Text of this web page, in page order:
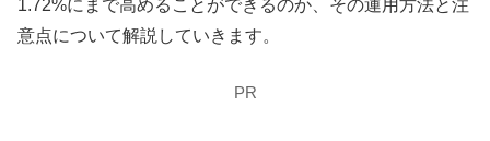
1.72%にまで高めることができるのか、その運用方法と注
意点について解説していきます。
PR